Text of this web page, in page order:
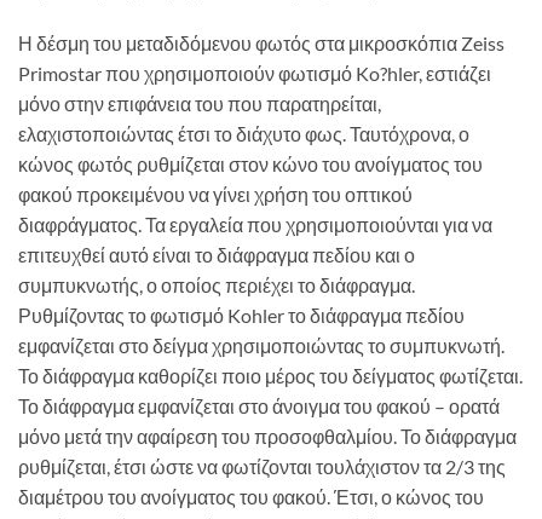
Η δέσμη του μεταδιδόμενου φωτός στα μικροσκόπια Zeiss
Primostar που χρησιμοποιούν φωτισμό Ko?hler, εστιάζει
μόνο στην επιφάνεια του που παρατηρείται,
ελαχιστοποιώντας έτσι το διάχυτο φως. Ταυτόχρονα, ο
κώνος φωτός ρυθμίζεται στον κώνο του ανοίγματος του
φακού προκειμένου να γίνει χρήση του οπτικού
διαφράγματος. Τα εργαλεία που χρησιμοποιούνται για να
επιτευχθεί αυτό είναι το διάφραγμα πεδίου και ο
συμπυκνωτής, ο οποίος περιέχει το διάφραγμα.
Ρυθμίζοντας το φωτισμό Kohler το διάφραγμα πεδίου
εμφανίζεται στο δείγμα χρησιμοποιώντας το συμπυκνωτή.
Το διάφραγμα καθορίζει ποιο μέρος του δείγματος φωτίζεται.
Το διάφραγμα εμφανίζεται στο άνοιγμα του φακού – ορατά
μόνο μετά την αφαίρεση του προσοφθαλμίου. Το διάφραγμα
ρυθμίζεται, έτσι ώστε να φωτίζονται τουλάχιστον τα 2/3 της
διαμέτρου του ανοίγματος του φακού. Έτσι, ο κώνος του